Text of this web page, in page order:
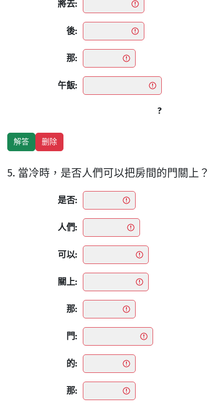
將去:
後:
那:
午飯:
?
5. 當冷時，是否人們可以把房間的門關上？
是否:
人們:
可以:
關上:
那:
門:
的:
那: